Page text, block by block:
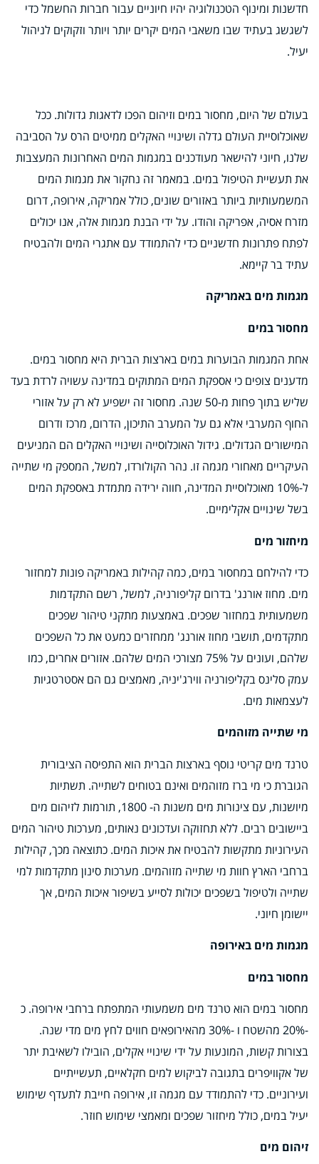
חדשנות ומינוף הטכנולוגיה יהיו חיוניים עבור חברות החשמל כדי
לשגשג בעתיד שבו משאבי המים יקרים יותר ויותר וזקוקים לניהול
יעיל.
בעולם של היום, מחסור במים וזיהום הפכו לדאגות גדולות. ככל
שאוכלוסיית העולם גדלה ושינויי האקלים ממיטים הרס על הסביבה
שלנו, חיוני להישאר מעודכנים במגמות המים האחרונות המעצבות
את תעשיית הטיפול במים. במאמר זה נחקור את מגמות המים
המשמעותיות ביותר באזורים שונים, כולל אמריקה, אירופה, דרום
מזרח אסיה, אפריקה והודו. על ידי הבנת מגמות אלה, אנו יכולים
לפתח פתרונות חדשניים כדי להתמודד עם אתגרי המים ולהבטיח
עתיד בר קיימא.
מגמות מים באמריקה
מחסור במים
אחת המגמות הבוערות במים בארצות הברית היא מחסור במים.
מדענים צופים כי אספקת המים המתוקים במדינה עשויה לרדת בעד
שליש בתוך פחות מ-50 שנה. מחסור זה ישפיע לא רק על אזורי
החוף המערבי אלא גם על המערב התיכון, הדרום, מרכז ודרום
המישורים הגדולים. גידול האוכלוסייה ושינויי האקלים הם המניעים
העיקריים מאחורי מגמה זו. נהר הקולורדו, למשל, המספק מי שתייה
ל-10% מאוכלוסיית המדינה, חווה ירידה מתמדת באספקת המים
בשל שינויים אקלימיים.
מיחזור מים
כדי להילחם במחסור במים, כמה קהילות באמריקה פונות למחזור
מים. מחוז אורנג' בדרום קליפורניה, למשל, רשם התקדמות
משמעותית במחזור שפכים. באמצעות מתקני טיהור שפכים
מתקדמים, תושבי מחוז אורנג' ממחזרים כמעט את כל השפכים
שלהם, ועונים על 75% מצורכי המים שלהם. אזורים אחרים, כמו
עמק סלינס בקליפורניה ווירג'יניה, מאמצים גם הם אסטרטגיות
לעצמאות מים.
מי שתייה מזוהמים
טרנד מים קריטי נוסף בארצות הברית הוא התפיסה הציבורית
הגוברת כי מי ברז מזוהמים ואינם בטוחים לשתייה. תשתיות
מיושנות, עם צינורות מים משנות ה- 1800, תורמות לזיהום מים
ביישובים רבים. ללא תחזוקה ועדכונים נאותים, מערכות טיהור המים
העירוניות מתקשות להבטיח את איכות המים. כתוצאה מכך, קהילות
ברחבי הארץ חוות מי שתייה מזוהמים. מערכות סינון מתקדמות למי
שתייה ולטיפול בשפכים יכולות לסייע בשיפור איכות המים, אך
יישומן חיוני.
מגמות מים באירופה
מחסור במים
מחסור במים הוא טרנד מים משמעותי המתפתח ברחבי אירופה. כ
-20% מהשטח ו -30% מהאירופאים חווים לחץ מים מדי שנה.
בצורות קשות, המונעות על ידי שינויי אקלים, הובילו לשאיבת יתר
של אקוויפרים בתגובה לביקוש למים חקלאיים, תעשייתיים
ועירוניים. כדי להתמודד עם מגמה זו, אירופה חייבת לתעדף שימוש
יעיל במים, כולל מיחזור שפכים ומאמצי שימוש חוזר.
זיהום מים